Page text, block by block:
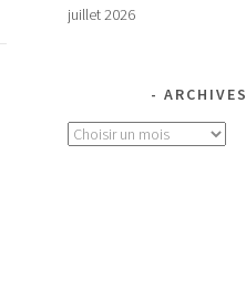
juillet 2026
ARCHIVES
Archives